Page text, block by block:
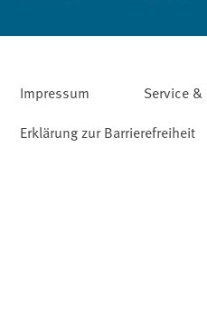
Impressum Service
Erklärung zur Barrierefreiheit